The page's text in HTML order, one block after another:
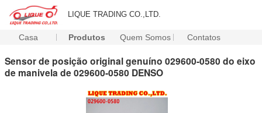
LIQUE TRADING CO.,LTD.
Casa Produtos Quem Somos Contatos
Sensor de posição original genuíno 029600-0580 do eixo
de manivela de 029600-0580 DENSO